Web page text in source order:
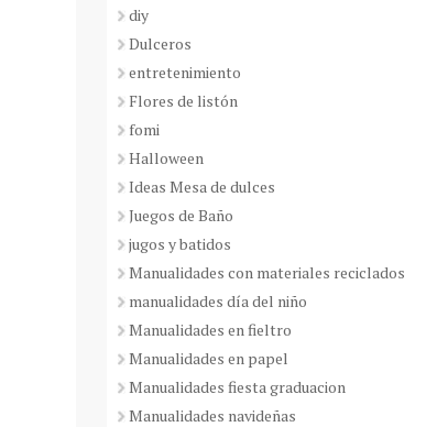
diy
Dulceros
entretenimiento
Flores de listón
fomi
Halloween
Ideas Mesa de dulces
Juegos de Baño
jugos y batidos
Manualidades con materiales reciclados
manualidades día del niño
Manualidades en fieltro
Manualidades en papel
Manualidades fiesta graduacion
Manualidades navideñas